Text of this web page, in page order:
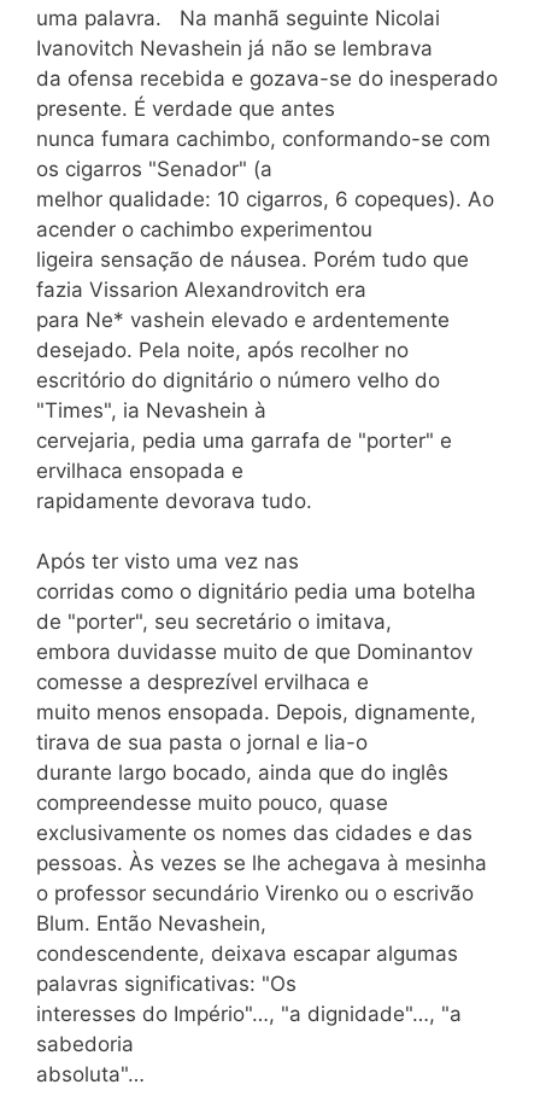
uma palavra. Na manhã seguinte Nicolai
Ivanovitch Nevashein já não se lembrava
da ofensa recebida e gozava-se do inesperado
presente. É verdade que antes
nunca fumara cachimbo, conformando-se com
os cigarros "Senador" (a
melhor qualidade: 10 cigarros, 6 copeques). Ao
acender o cachimbo experimentou
ligeira sensação de náusea. Porém tudo que
fazia Vissarion Alexandrovitch era
para Ne* vashein elevado e ardentemente
desejado. Pela noite, após recolher no
escritório do dignitário o número velho do
"Times", ia Nevashein à
cervejaria, pedia uma garrafa de "porter" e
ervilhaca ensopada e
rapidamente devorava tudo.
Após ter visto uma vez nas
corridas como o dignitário pedia uma botelha
de "porter", seu secretário o imitava,
embora duvidasse muito de que Dominantov
comesse a desprezível ervilhaca e
muito menos ensopada. Depois, dignamente,
tirava de sua pasta o jornal e lia-o
durante largo bocado, ainda que do inglês
compreendesse muito pouco, quase
exclusivamente os nomes das cidades e das
pessoas. Às vezes se lhe achegava à mesinha
o professor secundário Virenko ou o escrivão
Blum. Então Nevashein,
condescendente, deixava escapar algumas
palavras significativas: "Os
interesses do Império"…, "a dignidade"…, "a
sabedoria
absoluta"…